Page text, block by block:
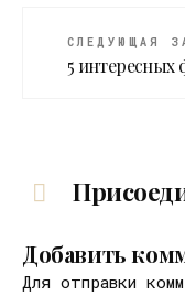
СЛЕДУЮЩАЯ
5 интересных
Добавить
Для отправки